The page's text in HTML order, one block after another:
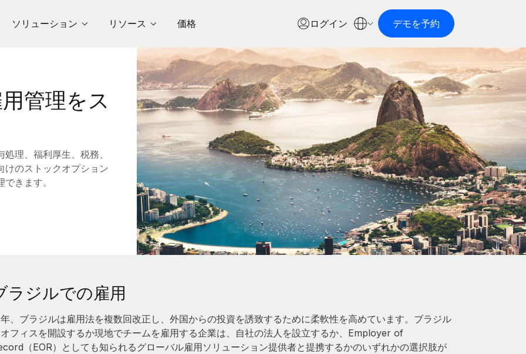
ソリューション リソース 価格 ログイン デモを予約
管理をス
理、福利厚生、税務、
けのストックオプション
きます。
ラジルでの雇用
、ブラジルは雇用法を複数回改正し、外国からの投資を誘致するために柔軟性を高めています。ブラジル
フィスを開設するか現地でチームを雇用する企業は、自社の法人を設立するか、Employer of
（EOR）としても知られるグローバル雇用ソリューション提供者と提携するかのいずれかの選択肢が